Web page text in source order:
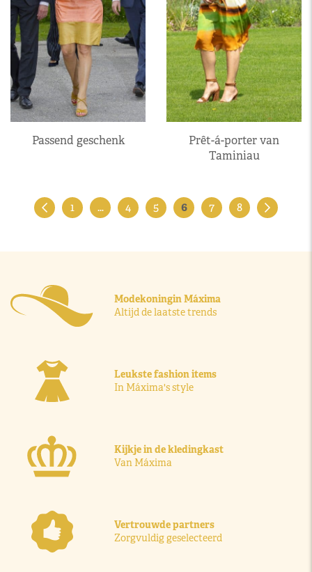
Passend geschenk
Prêt-á-porter van
Taminiau
1 … 4 5 6 7 8
Modekoningin Máxima
Altijd de laatste trends
Leukste fashion items
In Máxima's style
Kijkje in de kledingkast
Van Máxima
Vertrouwde partners
Zorgvuldig geselecteerd